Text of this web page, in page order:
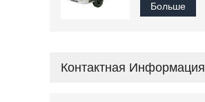
Больше
Контактная Информация